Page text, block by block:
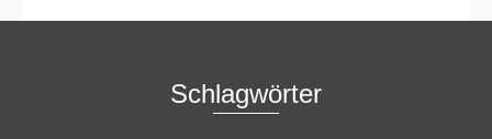
Schlagwörter